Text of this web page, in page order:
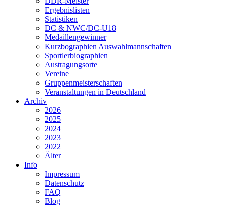
Ergebnislisten
Statistiken
DC & NWC/DC-U18
Medaillengewinner
Kurzbographien Auswahlmannschaften
Sportlerbiographien
Austragungsorte
Vereine
Gruppenmeisterschaften
Veranstaltungen in Deutschland
Archiv
2026
2025
2024
2023
2022
Älter
Info
Impressum
Datenschutz
FAQ
Blog